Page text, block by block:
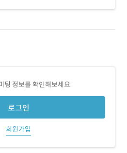
팅 정보를 확인해보세요.
로그인
회원가입